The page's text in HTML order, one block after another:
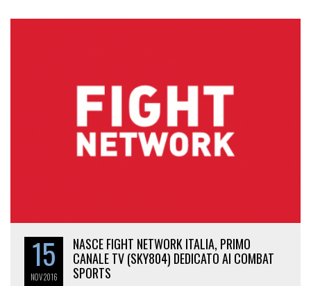
15
NOV2016
NASCE FIGHT NETWORK ITALIA, PRIMO
CANALE TV (SKY804) DEDICATO AI COMBAT
SPORTS